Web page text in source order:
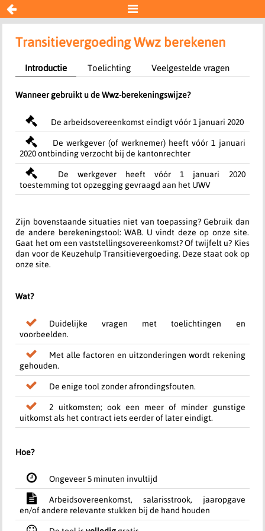
 
Transitievergoeding Wwz
Resultaat
Transitievergoeding Wwz berekenen
Introductie Toelichting Veelgestelde vragen
Wanneer gebruikt u de Wwz-berekeningswijze?
De arbeidsovereenkomst eindigt vóór 1 januari 2020
De werkgever (of werknemer) heeft vóór 1 januari
2020 ontbinding verzocht bij de kantonrechter
De werkgever heeft vóór 1 januari 2020
toestemming tot opzegging gevraagd aan het UWV
Zijn bovenstaande situaties niet van toepassing? Gebruik dan
de andere berekeningstool: WAB. U vindt deze op onze site.
Gaat het om een vaststellingsovereenkomst? Of twijfelt u? Kies
dan voor de Keuzehulp Transitievergoeding. Deze staat ook op
onze site.
Wat?
Duidelijke vragen met toelichtingen en
voorbeelden.
Met alle factoren en uitzonderingen wordt rekening
gehouden.
De enige tool zonder afrondingsfouten.
2 uitkomsten; ook een meer of minder gunstige
uitkomst als het contract iets eerder of later eindigt.
Hoe?
Ongeveer 5 minuten invultijd
Arbeidsovereenkomst, salarisstrook, jaaropgave
en/of andere relevante stukken bij de hand houden